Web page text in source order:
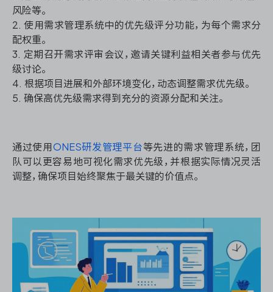
风险等。
2. 使用需求管理系统中的优先级评分功能，为每个需求分
配权重。
3. 定期召开需求评审会议，邀请关键利益相关者参与优先
级讨论。
4. 根据项目进展和外部环境变化，动态调整需求优先级。
5. 确保高优先级需求得到充分的资源分配和关注。
通过使用 ONES研发管理平台等先进的需求管理系统，团
队可以更容易地可视化需求优先级，并根据实际情况灵活
调整，确保项目始终聚焦于最关键的价值点。